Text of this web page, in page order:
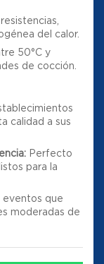
del calor.
50°C y
de cocción.
calidad a sus
Perfecto
para la
eventos que
moderadas de